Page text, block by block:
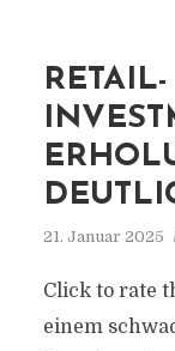
RETAIL-
21. Januar 2025
Click to rate
einem